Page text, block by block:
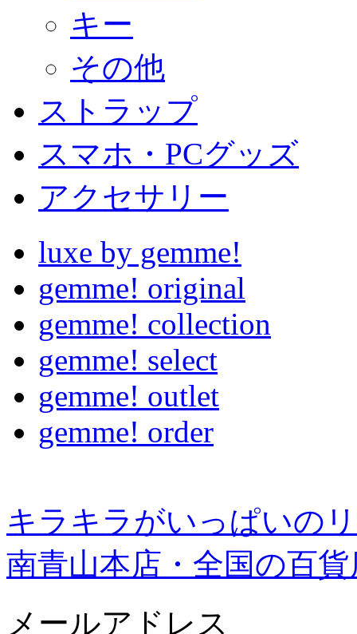
キー
その他
ストラップ
スマホ・PCグッズ
アクセサリー
luxe by gemme!
gemme! original
gemme! collection
gemme! select
gemme! outlet
gemme! order
キラキラがいっぱいの
南青山本店・全国の百
メールアドレス